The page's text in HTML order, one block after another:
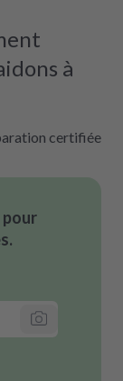
à
certifiée
pour